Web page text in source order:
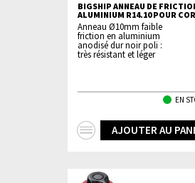
BIGSHIP ANNEAU DE
ALUMINIUM R14.10 POUR
Anneau Ø10mm faible
friction en aluminium
anodisé dur noir poli :
très résistant et léger
EN
AJOUTER AU